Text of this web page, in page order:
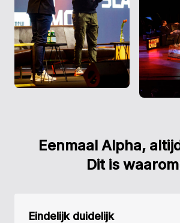
Eenmaal Alpha,
Dit is
Eindelijk duidelijk